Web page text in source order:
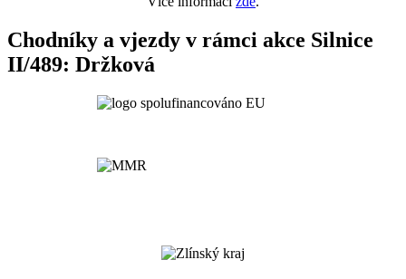
Chodníky a vjezdy v rámci akce Silnice
II/489: Držková